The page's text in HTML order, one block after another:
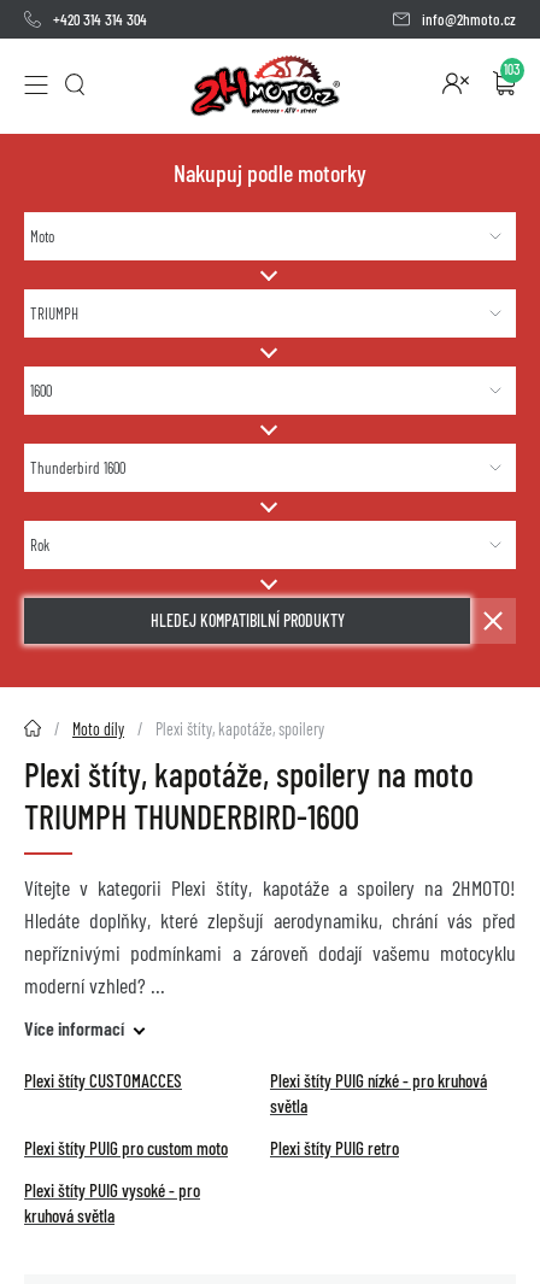
+420 314 314 304 info@2hmoto.cz
103
Nakupuj podle motorky
HLEDEJ KOMPATIBILNÍ PRODUKTY
2HMOTO.cz Moto díly Plexi štíty, kapotáže, spoilery
Plexi štíty, kapotáže, spoilery na moto
TRIUMPH THUNDERBIRD-1600
Vítejte v kategorii Plexi štíty, kapotáže a spoilery na 2HMOTO!
Hledáte doplňky, které zlepšují aerodynamiku, chrání vás před
nepříznivými podmínkami a zároveň dodají vašemu motocyklu
moderní vzhled?
Více informací
Plexi štíty CUSTOMACCES
Plexi štíty PUIG nízké - pro kruhová
světla
Plexi štíty PUIG pro custom moto
Plexi štíty PUIG retro
Plexi štíty PUIG vysoké - pro
kruhová světla